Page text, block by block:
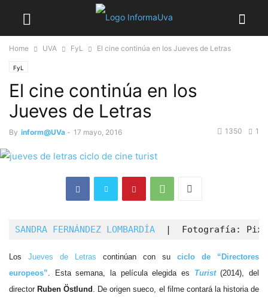
Home UVA FyL El cine continúa en los Jueves de Letras
FyL
El cine continúa en los
Jueves de Letras
By inform@UVa - 17 mayo, 2016 1
1350
SANDRA FERNÁNDEZ LOMBARDÍA |  Fotografía:
Los Jueves de Letras continúan con su ciclo de “Directores
europeos”. Esta semana, la película elegida es Turist (2014), del
director Ruben Östlund . De origen sueco, el filme contará la historia de